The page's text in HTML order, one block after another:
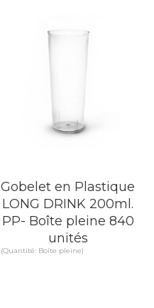
Gobelet en Plastique
LONG DRINK 200ml.
PP- Boîte pleine 840
unités
(Quantité: Boîte pleine)